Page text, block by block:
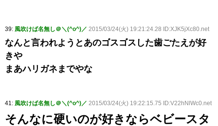
39: 風吹けば名無し＠＼(^o^)／ 2015/03/24(火) 19:21:24.28 ID:XJK5jXc80.net
なんと言われようとあのゴスゴスした歯ごたえが好
きや
まあハリガネまでやな
41: 風吹けば名無し＠＼(^o^)／ 2015/03/24(火) 19:22:15.75 ID:V22hNlWc0.net
そんなに硬いのが好きならベビースタ